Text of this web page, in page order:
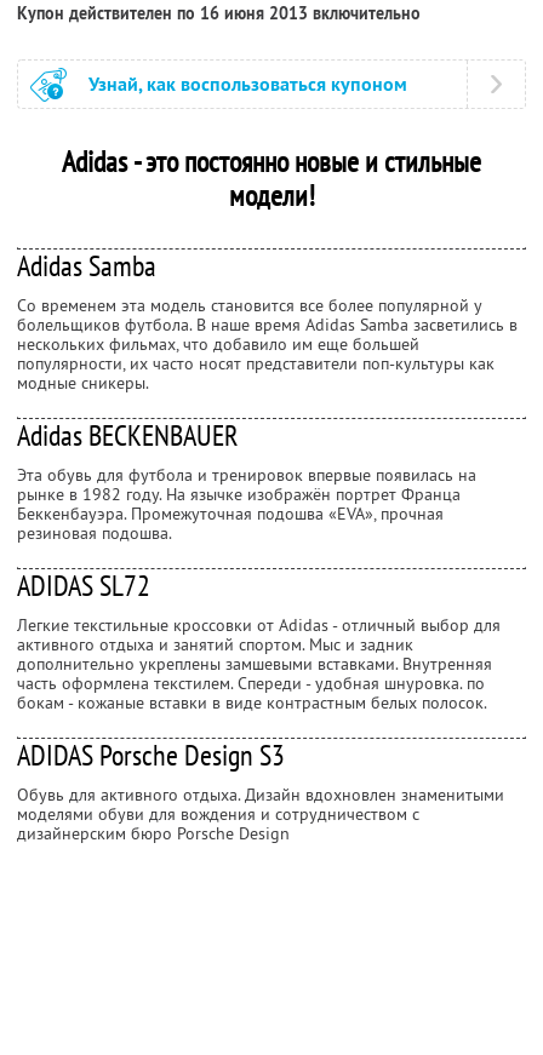
Купон действителен по 16 июня 2013 включительно
Узнай, как воспользоваться купоном
Adidas - это постоянно новые и стильные
модели!
Adidas Samba
Со временем эта модель становится все более популярной у
болельщиков футбола. В наше время Adidas Samba засветились в
нескольких фильмах, что добавило им еще большей
популярности, их часто носят представители поп-культуры как
модные сникеры.
Adidas BECKENBAUER
Эта обувь для футбола и тренировок впервые появилась на
рынке в 1982 году. На язычке изображён портрет Франца
Беккенбауэра. Промежуточная подошва «EVA», прочная
резиновая подошва.
ADIDAS SL72
Легкие текстильные кроссовки от Adidas - отличный выбор для
активного отдыха и занятий спортом. Мыс и задник
дополнительно укреплены замшевыми вставками. Внутренняя
часть оформлена текстилем. Спереди - удобная шнуровка. по
бокам - кожаные вставки в виде контрастным белых полосок.
ADIDAS Porsche Design S3
Обувь для активного отдыха. Дизайн вдохновлен знаменитыми
моделями обуви для вождения и сотрудничеством с
дизайнерским бюро Porsche Design